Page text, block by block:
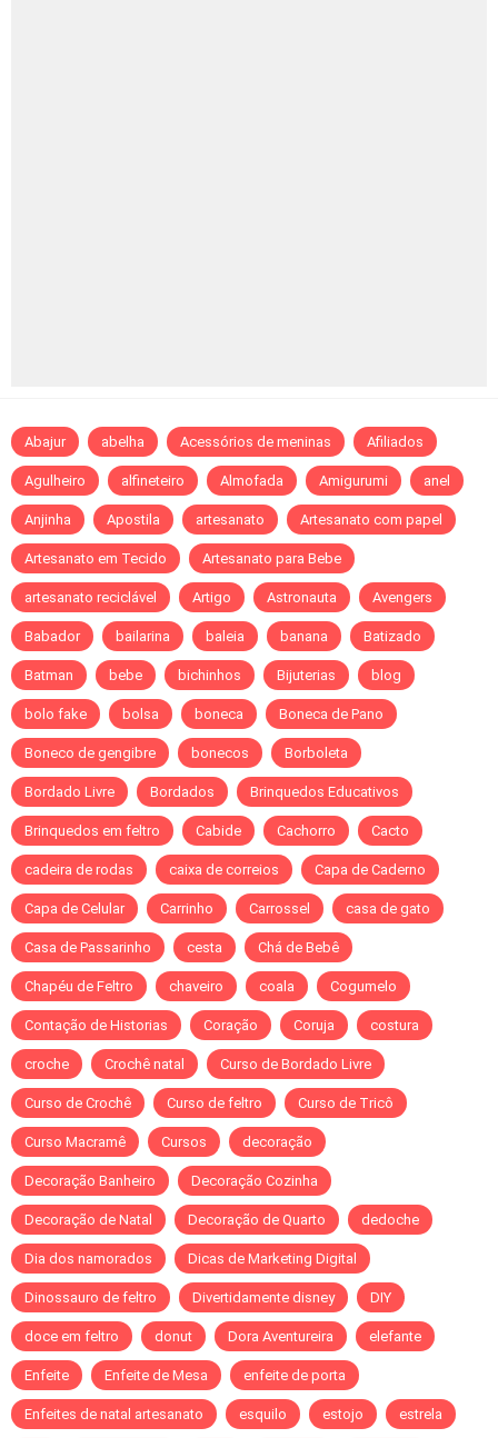
Abajur abelha Acessórios de meninas Afiliados
Agulheiro alfineteiro Almofada Amigurumi anel
Anjinha Apostila artesanato Artesanato com papel
Artesanato em Tecido Artesanato para Bebe
artesanato reciclável Artigo Astronauta Avengers
Babador bailarina baleia banana Batizado
Batman bebe bichinhos Bijuterias blog
bolo fake bolsa boneca Boneca de Pano
Boneco de gengibre bonecos Borboleta
Bordado Livre Bordados Brinquedos Educativos
Brinquedos em feltro Cabide Cachorro Cacto
cadeira de rodas caixa de correios Capa de Caderno
Capa de Celular Carrinho Carrossel casa de gato
Casa de Passarinho cesta Chá de Bebê
Chapéu de Feltro chaveiro coala Cogumelo
Contação de Historias Coração Coruja costura
croche Crochê natal Curso de Bordado Livre
Curso de Crochê Curso de feltro Curso de Tricô
Curso Macramê Cursos decoração
Decoração Banheiro Decoração Cozinha
Decoração de Natal Decoração de Quarto dedoche
Dia dos namorados Dicas de Marketing Digital
Dinossauro de feltro Divertidamente disney DIY
doce em feltro donut Dora Aventureira elefante
Enfeite Enfeite de Mesa enfeite de porta
Enfeites de natal artesanato esquilo estojo estrela